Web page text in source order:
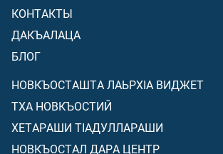
КОНТАКТЫ
ДАКЪАЛАЦА
БЛОГ
НОВКЪОСТАШТА ЛАЬРХIА ВИДЖЕТ
ТХА НОВКЪОСТИЙ
ХЕТАРАШИ ТIАДУЛЛАРАШИ
НОВКЪОСТАЛ ДАРА ЦЕНТР